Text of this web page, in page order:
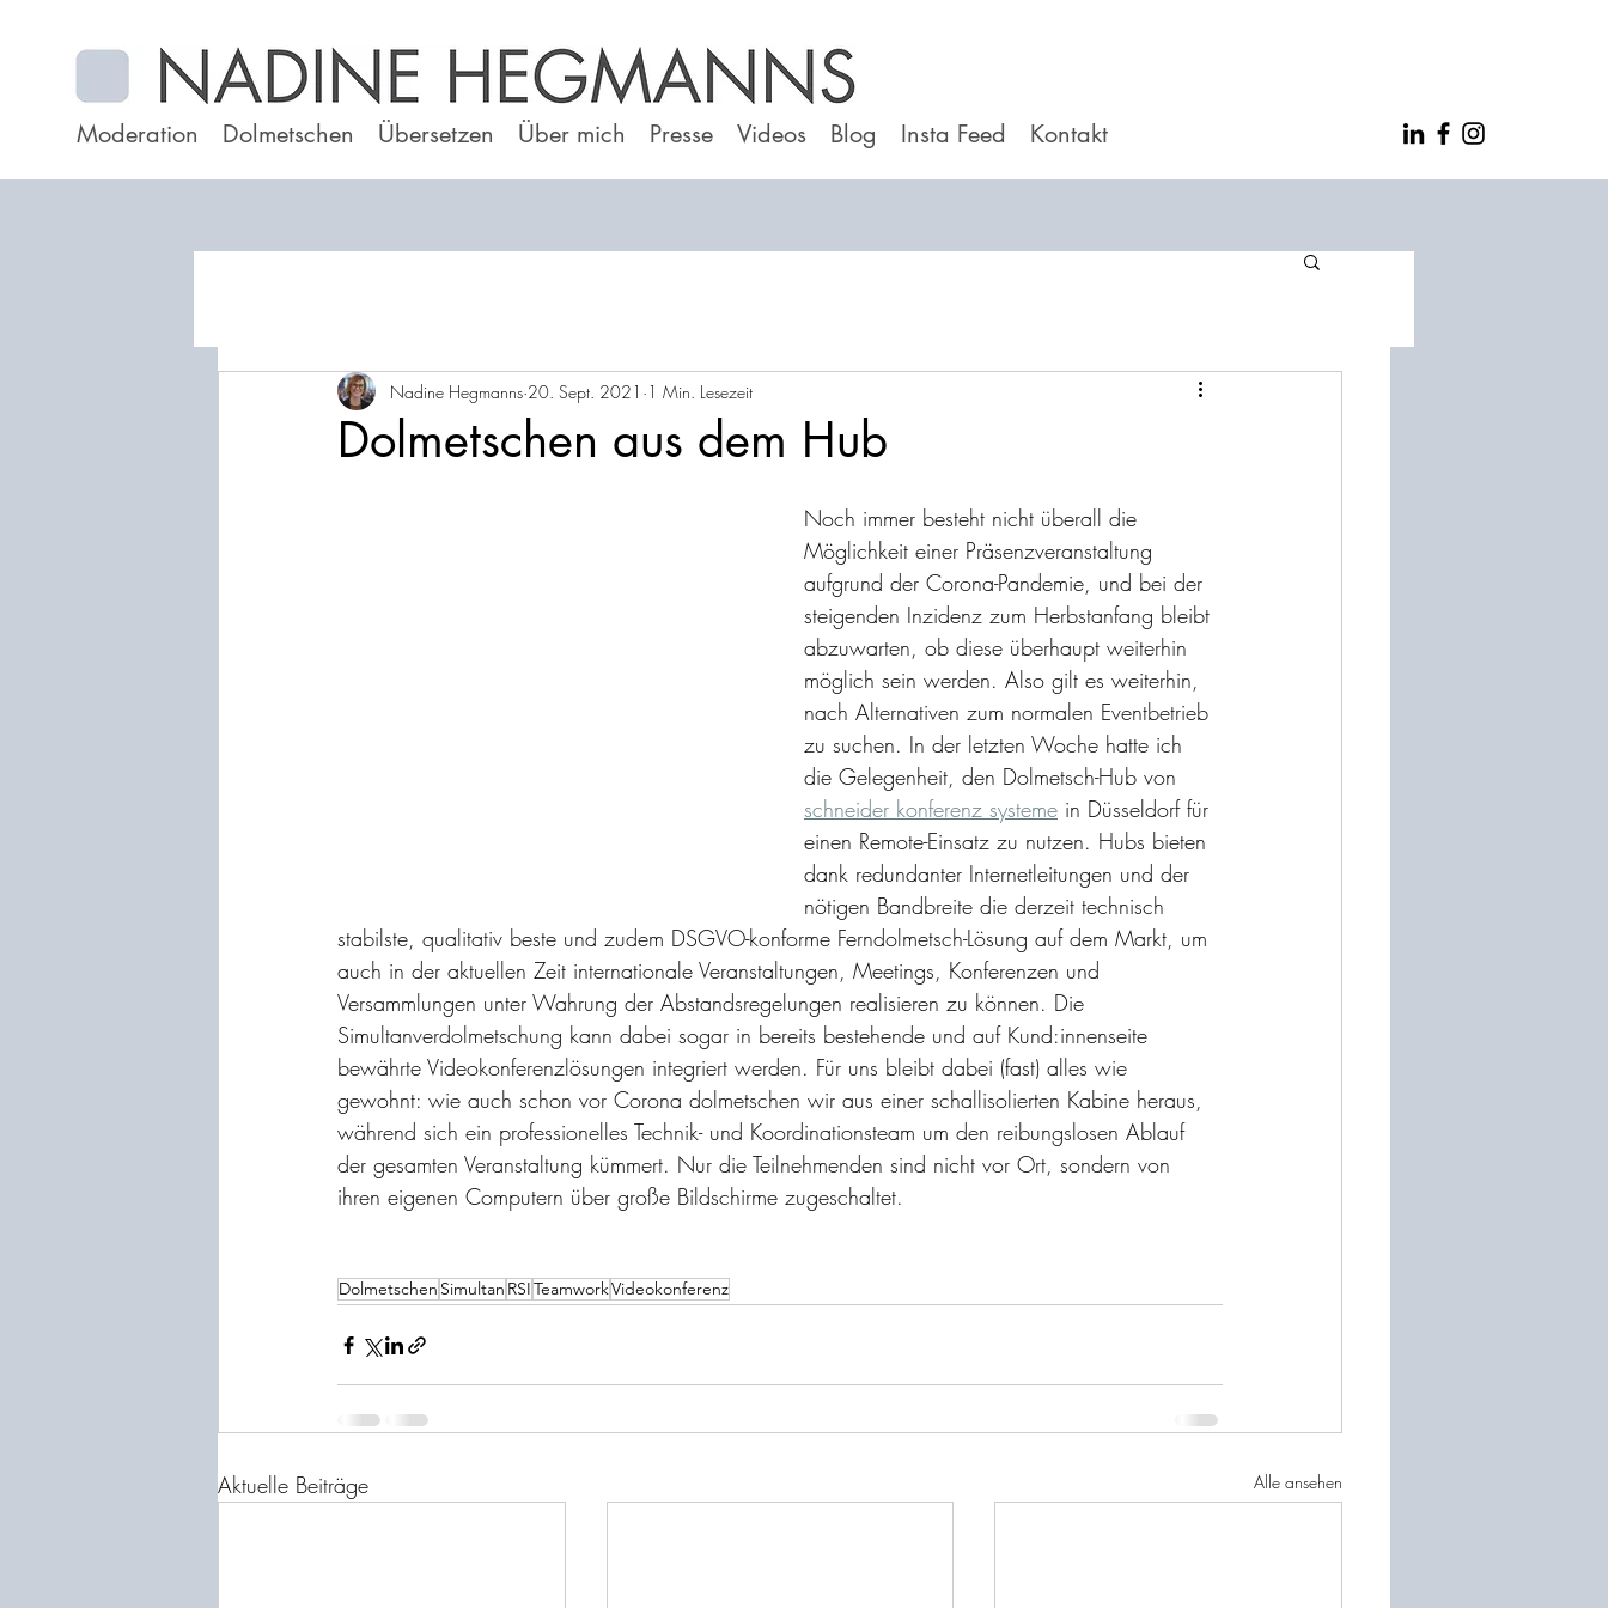
Moderation Dolmetschen Übersetzen Über mich Presse Videos Blog Insta Feed Kontakt
Dolmetschen aus dem Hub
Nadine Hegmanns 20. Sept. 2021 1 Min. Lesezeit
Noch immer besteht nicht überall die
Möglichkeit einer Präsenzveranstaltung
aufgrund der Corona-Pandemie, und bei der
steigenden Inzidenz zum Herbstanfang bleibt
abzuwarten, ob diese überhaupt weiterhin
möglich sein werden. Also gilt es weiterhin,
nach Alternativen zum normalen Eventbetrieb
zu suchen. In der letzten Woche hatte ich
die Gelegenheit, den Dolmetsch-Hub von
schneider konferenz systeme in Düsseldorf für
einen Remote-Einsatz zu nutzen. Hubs bieten
dank redundanter Internetleitungen und der
nötigen Bandbreite die derzeit technisch
stabilste, qualitativ beste und zudem DSGVO-konforme Ferndolmetsch-Lösung auf dem Markt, um
auch in der aktuellen Zeit internationale Veranstaltungen, Meetings, Konferenzen und
Versammlungen unter Wahrung der Abstandsregelungen realisieren zu können. Die
Simultanverdolmetschung kann dabei sogar in bereits bestehende und auf Kund:innenseite
bewährte Videokonferenzlösungen integriert werden. Für uns bleibt dabei (fast) alles wie
gewohnt: wie auch schon vor Corona dolmetschen wir aus einer schallisolierten Kabine heraus,
während sich ein professionelles Technik- und Koordinationsteam um den reibungslosen Ablauf
der gesamten Veranstaltung kümmert. Nur die Teilnehmenden sind nicht vor Ort, sondern von
ihren eigenen Computern über große Bildschirme zugeschaltet.
Dolmetschen Simultan RSITeamworkVideokonferenz
Aktuelle Beiträge Alle ansehen